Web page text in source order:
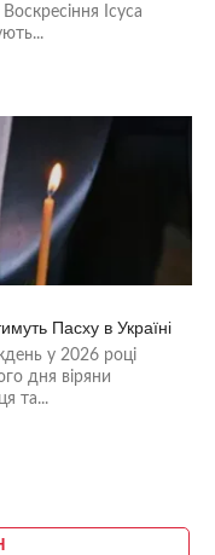
Ісуса
Пасху в Україні
у 2026 році
дня віряни
та...